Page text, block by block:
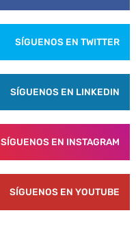
SÍGUENOS EN TWITTER
SÍGUENOS EN LINKEDIN
SÍGUENOS EN INSTAGRAM
SÍGUENOS EN YOUTUBE